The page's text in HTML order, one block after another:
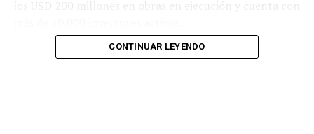
CONTINUAR LEYENDO